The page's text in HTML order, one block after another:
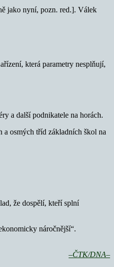
jako nyní, pozn. red.]. Válek
která parametry nesplňují,
a další podnikatele na horách.
osmých tříd základních škol na
že dospělí, kteří splní
náročnější“.
–ČTK/DNA–